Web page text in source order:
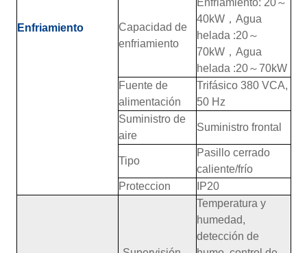
Enfriamiento
Capacidad de
enfriamiento
Enfriamiento: 20～
40kW， Agua
helada :20～
70kW， Agua
helada :20～70kW
Fuente de
alimentación
Trifásico 380 VCA,
50 Hz
Suministro de
aire
Suministro frontal
Tipo
Pasillo cerrado
caliente/frío
Proteccion
IP20
Temperatura y
humedad,
detección de